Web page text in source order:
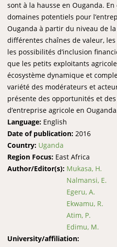
sont à la hausse en Ouganda.
domaines potentiels pour
Ouganda à partir du niveau de
différentes chaînes de valeur,
les possibilités d’inclusion
que les petits exploitants
écosystème dynamique et
variété des modérateurs et
présente des opportunités et
d’entreprise agricole en
Language: English
Date of publication: 2016
Country: Uganda
Region Focus: East Africa
Author/Editor(s): Mukasa, H.
Nalmansi, E.
Egeru, A.
Ekwamu, R.
Atim, P.
Edimu, M.
University/affiliation: